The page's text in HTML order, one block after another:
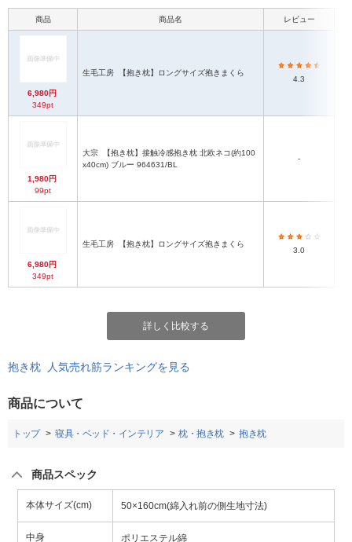
商品 商品名 レビュー
6,980円
349pt
生毛工房 【抱き枕】ロングサイズ抱きまくら
4.3
1,980円
99pt
大宗
x40cm) ブルー 964631/BL
-
6,980円
349pt
生毛工房 【抱き枕】ロングサイズ抱きまくら
3.0
詳しく比較する
抱き枕 人気売れ筋ランキングを見る
商品について
トップ 寝具・ベッド・インテリア 枕・抱き枕 抱き枕
商品スペック
本体サイズ(cm) 50×160cm(綿入れ前の側生地寸法)
中身 ポリエステル綿